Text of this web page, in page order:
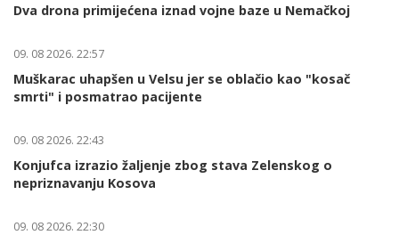
Dva drona primijećena iznad vojne baze u Nemačkoj
09. 08 2026. 22:57
Muškarac uhapšen u Velsu jer se oblačio kao "kosač
smrti" i posmatrao pacijente
09. 08 2026. 22:43
Konjufca izrazio žaljenje zbog stava Zelenskog o
nepriznavanju Kosova
09. 08 2026. 22:30